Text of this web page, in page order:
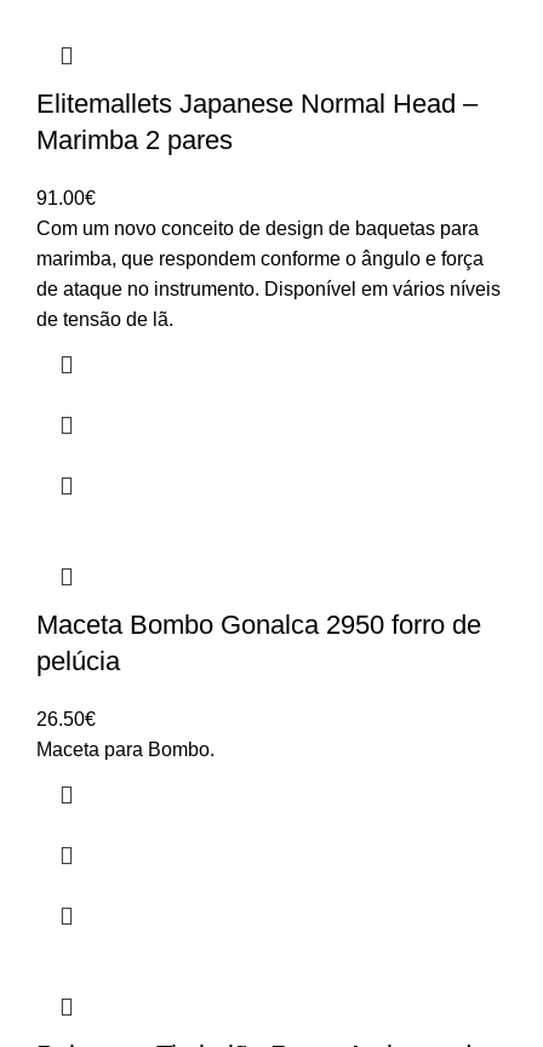
Elitemallets Japanese Normal Head –
Marimba 2 pares
91.00€
Com um novo conceito de design de baquetas para
marimba, que respondem conforme o ângulo e força
de ataque no instrumento. Disponível em vários níveis
de tensão de lã.
Maceta Bombo Gonalca 2950 forro de
pelúcia
26.50€
Maceta para Bombo.